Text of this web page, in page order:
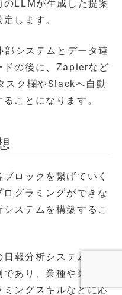
のLLMが生成した提案
します。
部システムとデータ連
ドの後に、Zapierなど
スク欄やSlackへ自動
ことになります。
ロックを繋げていく
グラミングができな
ステムを構築するこ
報分析システムのワ
あり、業種や業務プ
ミングスキルなどに応